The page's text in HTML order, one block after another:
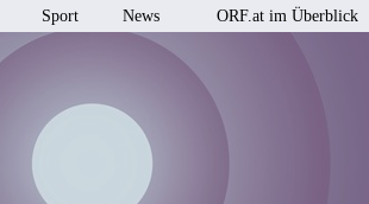
Sport News ORF.at im Überblick